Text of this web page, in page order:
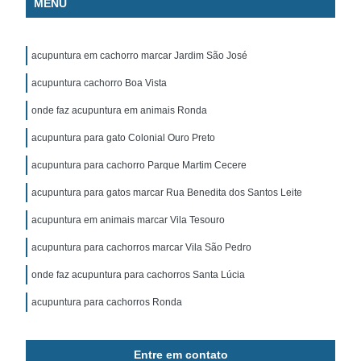
MENU
acupuntura em cachorro marcar Jardim São José
acupuntura cachorro Boa Vista
onde faz acupuntura em animais Ronda
acupuntura para gato Colonial Ouro Preto
acupuntura para cachorro Parque Martim Cecere
acupuntura para gatos marcar Rua Benedita dos Santos Leite
acupuntura em animais marcar Vila Tesouro
acupuntura para cachorros marcar Vila São Pedro
onde faz acupuntura para cachorros Santa Lúcia
acupuntura para cachorros Ronda
Entre em contato